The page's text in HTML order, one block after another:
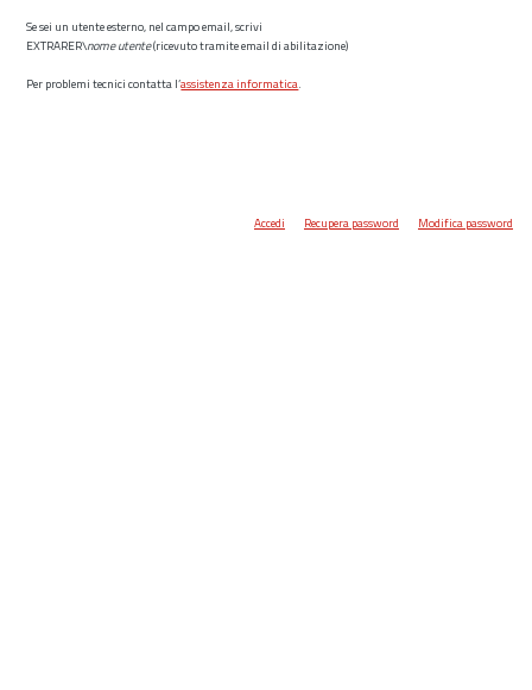
Se sei un utente esterno, nel campo email, scrivi
EXTRARER\nome utente(ricevuto tramite email di abilitazione)
Per problemi tecnici contatta l’assistenza informatica.
Accedi Recupera password Modifica password